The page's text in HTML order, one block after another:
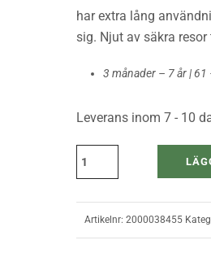
har extra lång
sig. Njut av säkra
3 månader – 7 år |
Leverans inom 7 - 10
Artikelnr: 2000038455